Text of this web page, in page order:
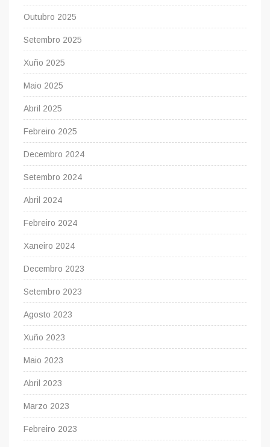
Outubro 2025
Setembro 2025
Xuño 2025
Maio 2025
Abril 2025
Febreiro 2025
Decembro 2024
Setembro 2024
Abril 2024
Febreiro 2024
Xaneiro 2024
Decembro 2023
Setembro 2023
Agosto 2023
Xuño 2023
Maio 2023
Abril 2023
Marzo 2023
Febreiro 2023